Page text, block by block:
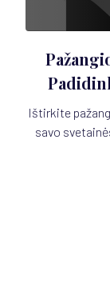
Ištirkite
savo